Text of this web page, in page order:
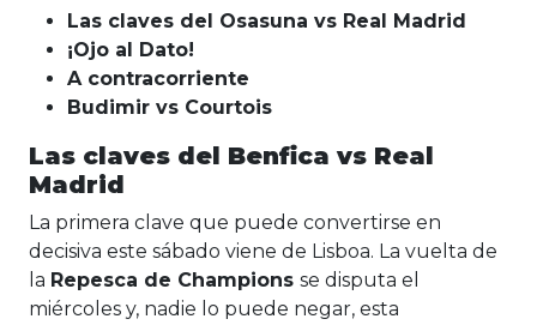
Las claves del Osasuna vs Real Madrid
¡Ojo al Dato!
A contracorriente
Budimir vs Courtois
Las claves del Benfica vs Real
Madrid
La primera clave que puede convertirse en
decisiva este sábado viene de Lisboa. La vuelta de
la Repesca de Champions se disputa el
miércoles y, nadie lo puede negar, esta